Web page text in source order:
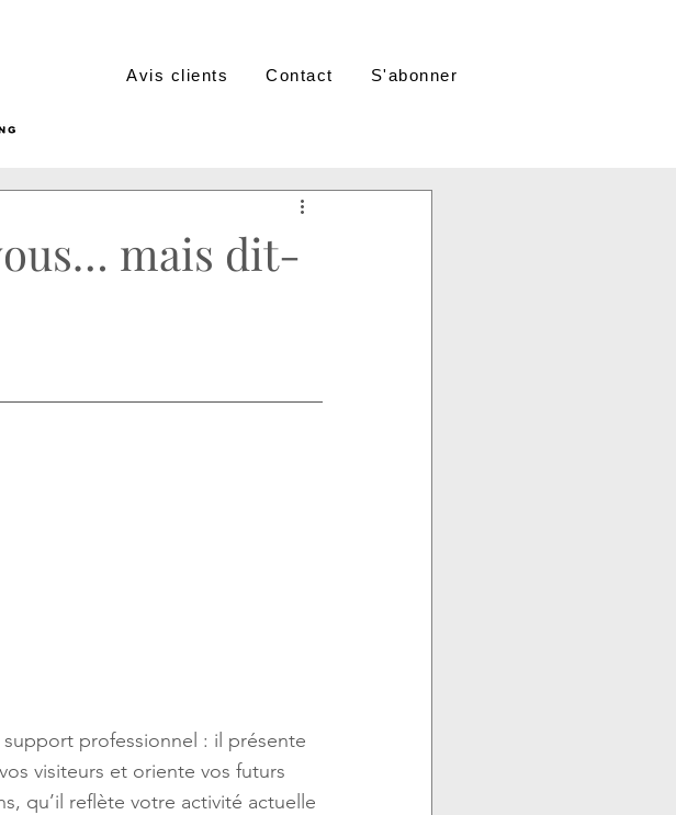
Avis clients Contact S'abonner
mais dit-
professionnel : il présente
visiteurs et oriente vos futurs
qu’il reflète votre activité actuelle